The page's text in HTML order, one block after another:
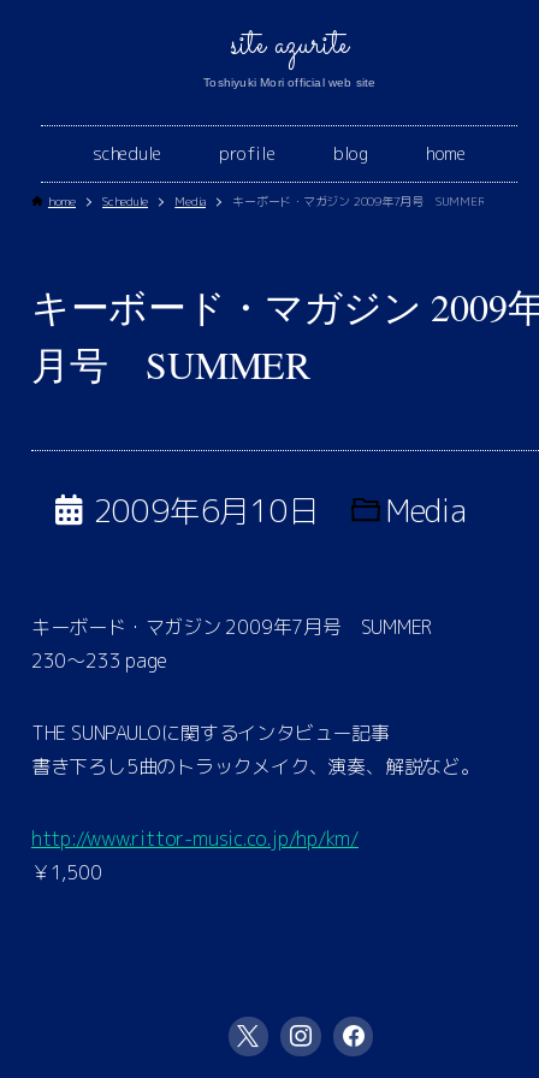
site azurite
Toshiyuki Mori official web site
schedule profile blog home
home Schedule Media キーボード・マガジン 2009年7月号 SUMMER
キーボード・マガジン 2009
月号 SUMMER
2009年6月10日 Media
キーボード・マガジン 2009年7月号 SUMMER
230〜233 page
THE SUNPAULOに関するインタビュー記事
書き下ろし5曲のトラックメイク、演奏、解説など。
http://www.rittor-music.co.jp/hp/km/
￥1,500